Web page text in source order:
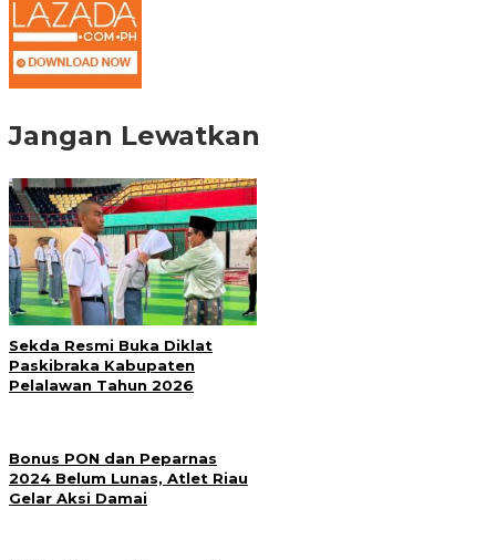
Jangan Lewatkan
Sekda Resmi Buka Diklat
Paskibraka Kabupaten
Pelalawan Tahun 2026
Bonus PON dan Peparnas
2024 Belum Lunas, Atlet Riau
Gelar Aksi Damai